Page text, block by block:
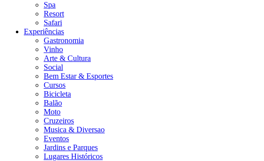
Spa
Resort
Safari
Experiências
Gastronomia
Vinho
Arte & Cultura
Social
Bem Estar & Esportes
Cursos
Bicicleta
Balão
Moto
Cruzeiros
Musica & Diversao
Eventos
Jardins e Parques
Lugares Históricos